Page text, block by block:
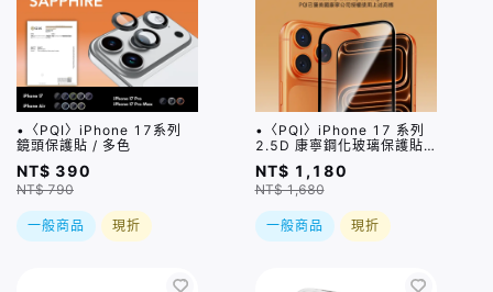
•〈PQI〉iPhone 17系列
鏡頭保護貼 / 多色
NT$ 390
NT$ 790
一般商品 現折
•〈PQI〉iPhone 17 系列
2.5D 康寧鋼化玻璃保護貼 /
三種尺寸
NT$ 1,180
NT$ 1,680
一般商品 現折